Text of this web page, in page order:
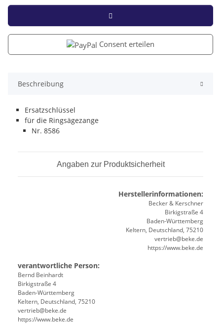
Consent erteilen
Beschreibung
Ersatzschlüssel
für die Ringsägezange
Nr. 8586
Angaben zur Produktsicherheit
Herstellerinformationen:
Becker & Kerschner
Birkigstraße 4
Baden-Württemberg
Keltern, Deutschland, 75210
vertrieb@beke.de
https://www.beke.de
verantwortliche Person:
Bernd Beinhardt
Birkigstraße 4
Baden-Württemberg
Keltern, Deutschland, 75210
vertrieb@beke.de
https://www.beke.de